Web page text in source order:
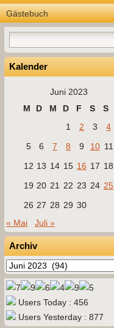
Gästebuch
Kalender
Juni 2023
M
D M D F S
S
1
2 3
4
5
6 7 8 9 10 11
12 13 14 15 16 17 18
19 20 21 22 23 24 25
26 27 28 29 30
« Mai
Juli »
Archiv
Archiv
Users Today : 456
Users Yesterday : 877